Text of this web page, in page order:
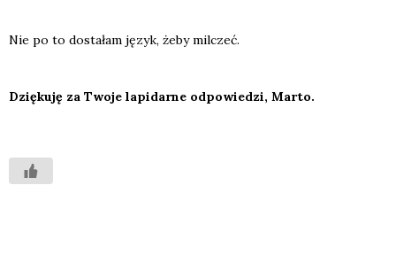
Nie po to dosta­łam język, żeby mil­czeć.
Dzię­ku­ję za Two­je lapi­dar­ne odpo­wie­dzi, Mar­to.